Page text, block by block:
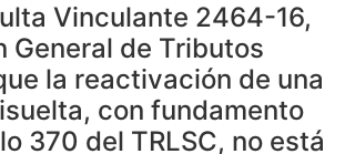
Vinculante 2464-16,
General de Tributos
la reactivación de una
con fundamento
370 del TRLSC, no está